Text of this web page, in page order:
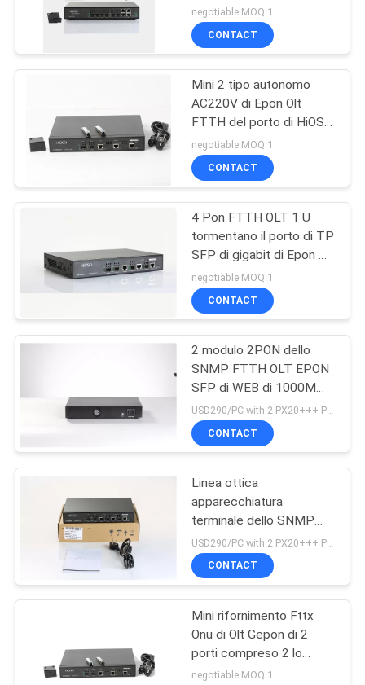
SITO
NORME
PRIVACY
di Px20+++
negotiable MOQ:1
CONTACT
Mini 2 tipo autonomo
AC220V di Epon Olt
FTTH del porto di HiOSO
con 2 SFP Px20+++
negotiable MOQ:1
CONTACT
4 Pon FTTH OLT 1 U
tormentano il porto di TP
SFP di gigabit di Epon Olt
compatibile
negotiable MOQ:1
CONTACT
2 modulo 2PON dello
SNMP FTTH OLT EPON
SFP di WEB di 1000M
Combo Uplink Ports
CONTACT
Linea ottica
apparecchiatura
terminale dello SNMP
EPON HiOSO di WEB del
contenitore 2PON di
pizza
CONTACT
Mini rifornimento Fttx
Onu di Olt Gepon di 2
porti compreso 2 lo
SNMP di web di SFP
negotiable MOQ:1